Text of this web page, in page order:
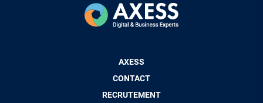
AXESS
CONTACT
RECRUTEMENT